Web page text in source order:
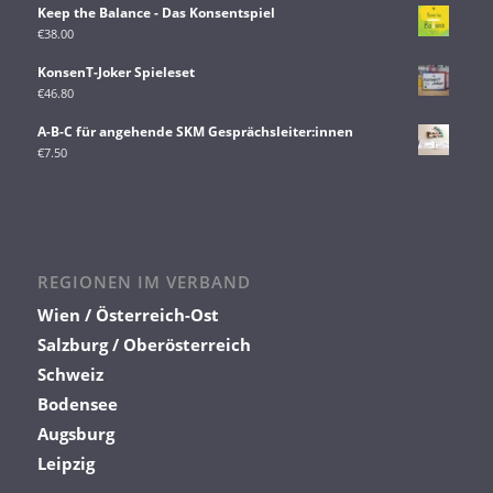
Keep the Balance - Das Konsentspiel
€38.00
KonsenT-Joker Spieleset
€46.80
A-B-C für angehende SKM Gesprächsleiter:innen
€7.50
REGIONEN IM VERBAND
Wien / Österreich-Ost
Salzburg / Oberösterreich
Schweiz
Bodensee
Augsburg
Leipzig